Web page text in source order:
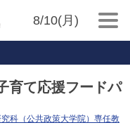
8/10(月)
育て応援フードパ
科（公共政策大学院）専任教